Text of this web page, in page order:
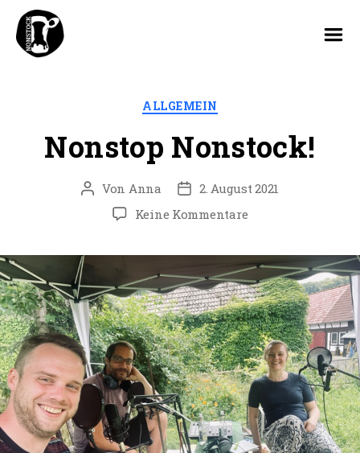
Kategorien
ALLGEMEIN
Nonstop Nonstock!
Beitragsautor
Von Anna Veröffentlichungsdatum
2. August 2021
Keine Kommentarezu